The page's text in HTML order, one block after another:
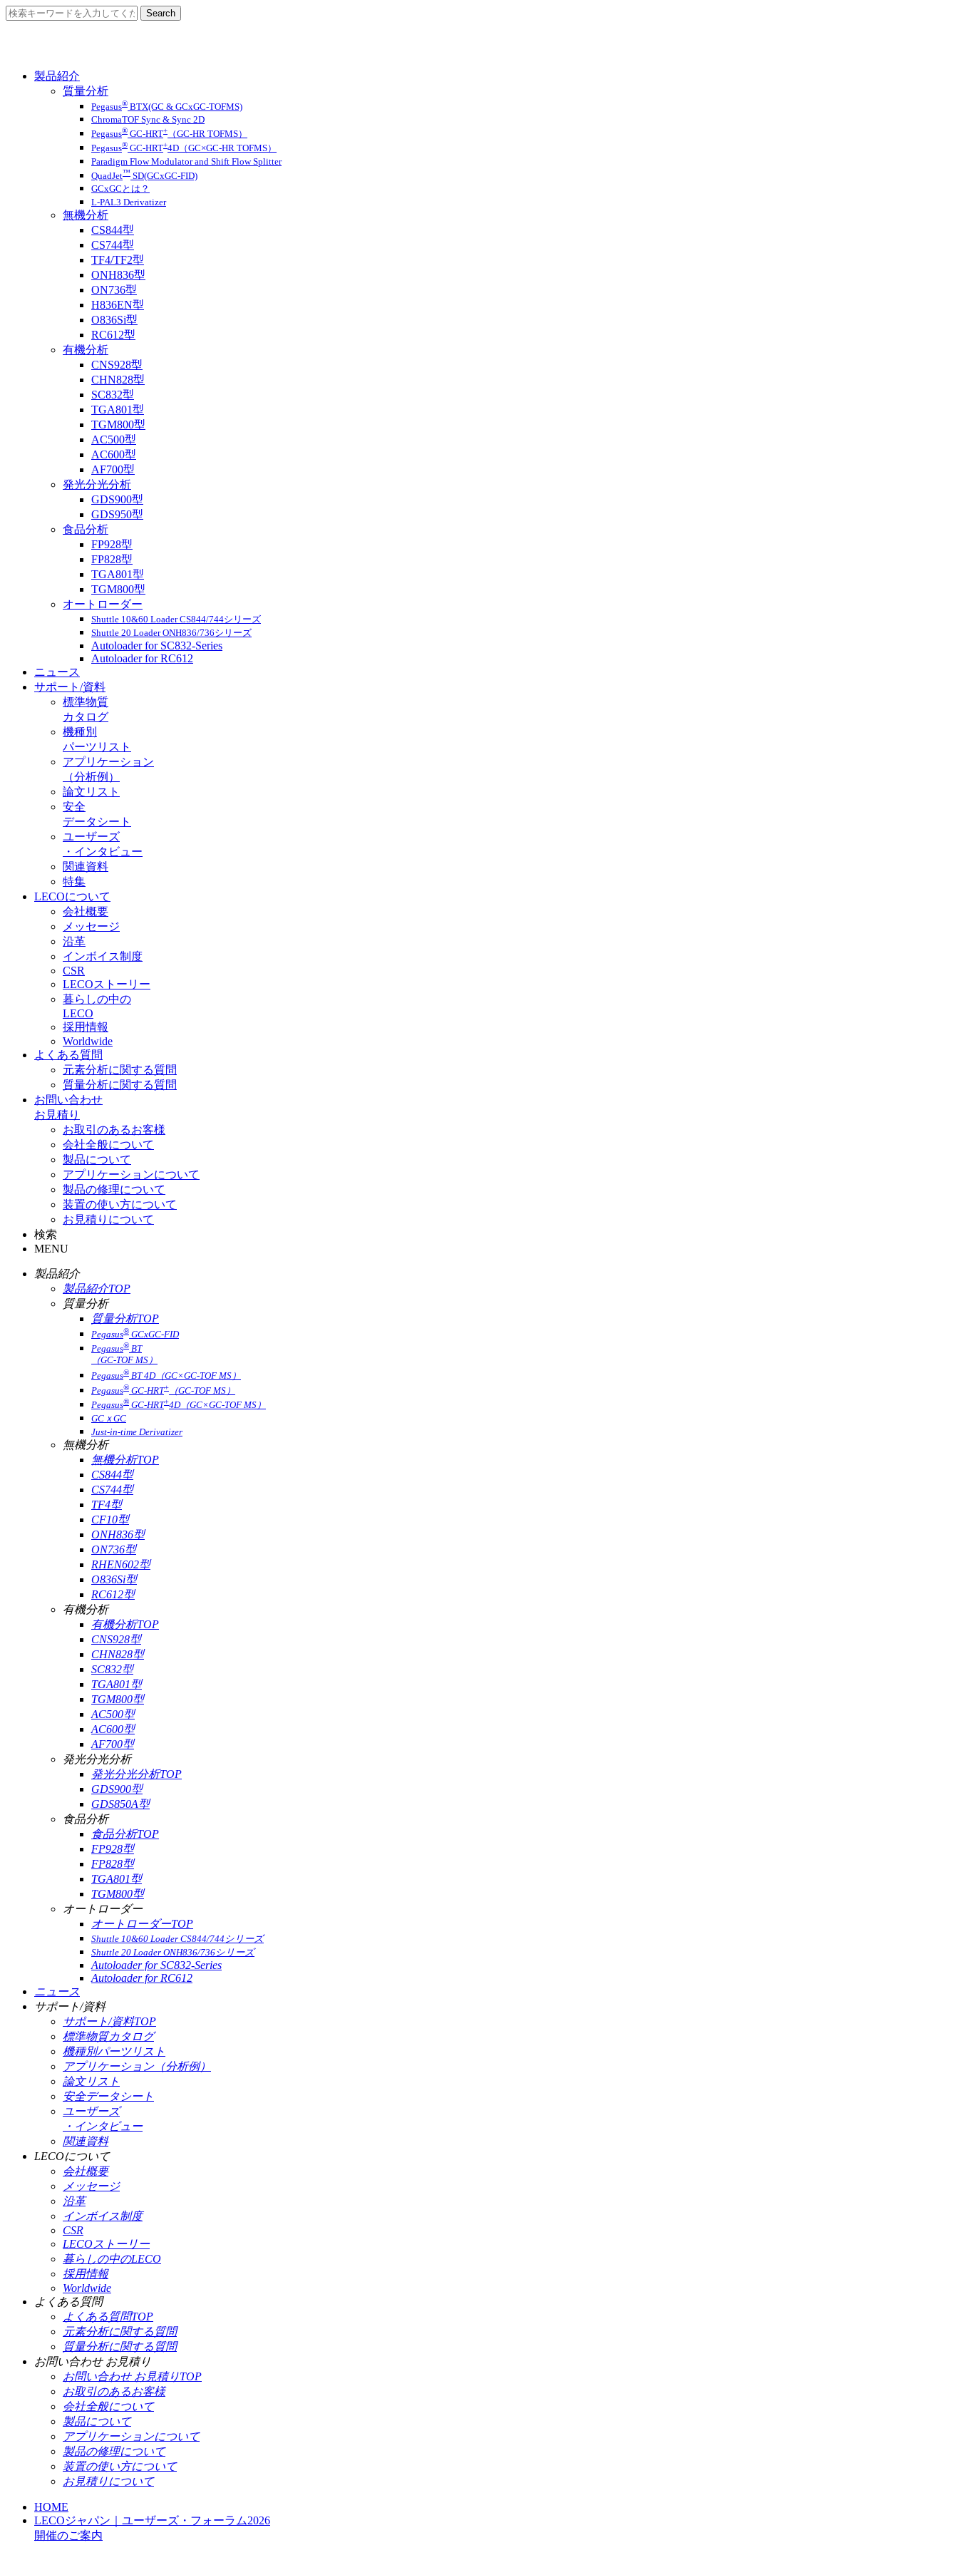
製品紹介
質量分析
Pegasus® BTX(GC & GCxGC-TOFMS)
ChromaTOF Sync & Sync 2D
Pegasus® GC-HRT+
（GC-HR TOFMS）
Pegasus® GC-HRT+4D（GC×GC-HR TOFMS）
Paradigm Flow Modulator and Shift Flow Splitter
QuadJet™ SD(GCxGC-FID)
GCxGCとは？
L-PAL3 Derivatizer
無機分析
CS844型
CS744型
TF4/TF2型
ONH836型
ON736型
H836EN型
O836Si型
RC612型
有機分析
CNS928型
CHN828型
SC832型
TGA801型
TGM800型
AC500型
AC600型
AF700型
発光分光分析
GDS900型
GDS950型
食品分析
FP928型
FP828型
TGA801型
TGM800型
オートローダー
Shuttle 10&60 Loader CS844/744シリーズ
Shuttle 20 Loader ONH836/736シリーズ
Autoloader for SC832-Series
Autoloader for RC612
ニュース
サポート/資料
標準物質
カタログ
機種別
パーツリスト
アプリケーション
（分析例）
論文リスト
安全
データシート
ユーザーズ
・インタビュー
関連資料
特集
LECOについて
会社概要
メッセージ
沿革
インボイス制度
CSR
LECOストーリー
暮らしの中の
LECO
採用情報
Worldwide
よくある質問
元素分析に関する質問
質量分析に関する質問
お問い合わせ
お見積り
お取引のあるお客様
会社全般について
製品について
アプリケーションについて
製品の修理について
装置の使い方について
お見積りについて
検索
MENU
製品紹介
製品紹介TOP
質量分析
質量分析TOP
Pegasus® GCxGC-FID
Pegasus® BT
（GC-TOF MS）
Pegasus® BT 4D（GC×GC-TOF MS）
Pegasus® GC-HRT+
（GC-TOF MS）
Pegasus® GC-HRT+4D（GC×GC-TOF MS）
GCｘGC
Just-in-time Derivatizer
無機分析
無機分析TOP
CS844型
CS744型
TF4型
CF10型
ONH836型
ON736型
RHEN602型
O836Si型
RC612型
有機分析
有機分析TOP
CNS928型
CHN828型
SC832型
TGA801型
TGM800型
AC500型
AC600型
AF700型
発光分光分析
発光分光分析TOP
GDS900型
GDS850A型
食品分析
食品分析TOP
FP928型
FP828型
TGA801型
TGM800型
オートローダー
オートローダーTOP
Shuttle 10&60 Loader CS844/744シリーズ
Shuttle 20 Loader ONH836/736シリーズ
Autoloader for SC832-Series
Autoloader for RC612
ニュース
サポート/資料
サポート/資料TOP
標準物質カタログ
機種別パーツリスト
アプリケーション（分析例）
論文リスト
安全データシート
ユーザーズ
・インタビュー
関連資料
LECOについて
会社概要
メッセージ
沿革
インボイス制度
CSR
LECOストーリー
暮らしの中のLECO
採用情報
Worldwide
よくある質問
よくある質問TOP
元素分析に関する質問
質量分析に関する質問
お問い合わせ お見積り
お問い合わせ お見積りTOP
お取引のあるお客様
会社全般について
製品について
アプリケーションについて
製品の修理について
装置の使い方について
お見積りについて
HOME
LECOジャパン｜ユーザーズ・フォーラム2026
開催のご案内